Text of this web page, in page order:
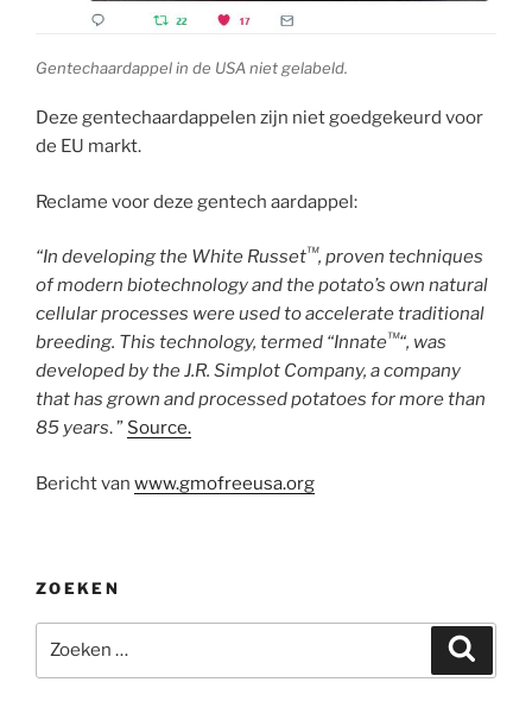
Gentechaardappel in de USA niet gelabeld.
Deze gentechaardappelen zijn niet goedgekeurd voor
de EU markt.
Reclame voor deze gentech aardappel:
“In developing the White Russet™, proven techniques
of modern biotechnology and the potato’s own natural
cellular processes were used to accelerate traditional
breeding. This technology, termed “Innate™“, was
developed by the J.R. Simplot Company, a company
that has grown and processed potatoes for more than
85 years. ” Source.
Bericht van www.gmofreeusa.org
ZOEKEN
naar: